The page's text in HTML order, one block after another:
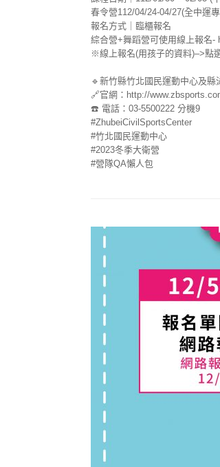
春令營112/04/24-04/27(全中運
報名方式｜臨櫃報名
綜合營+舞蹈營可使用線上報名
※線上報名(用孩子的資料)–>點
🔹新竹縣竹北國民運動中心及縣
🔗官網：http://
☎️ 電話：03-5500222 分機9
#ZhubeiCivilSportsCenter
#竹北國民運動中心
#2023冬季大衛營
#營隊QA懶人包